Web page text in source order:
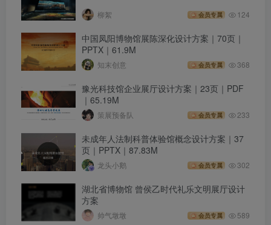
柳絮 会员专属 124
中国凤阳博物馆展陈深化设计方案｜70页｜
PPTX｜61.9M
知末创意 会员专属 368
豫光科技馆企业展厅设计方案｜23页｜PDF
｜65.19M
策展预备队 会员专属 233
未成年人法制科普体验馆概念设计方案｜37
页｜PPTX｜87.83M
龙头小鹅 会员专属 302
湖北省博物馆 曾侯乙时代礼乐文明展厅设计
方案
帅气墩墩 会员专属 589